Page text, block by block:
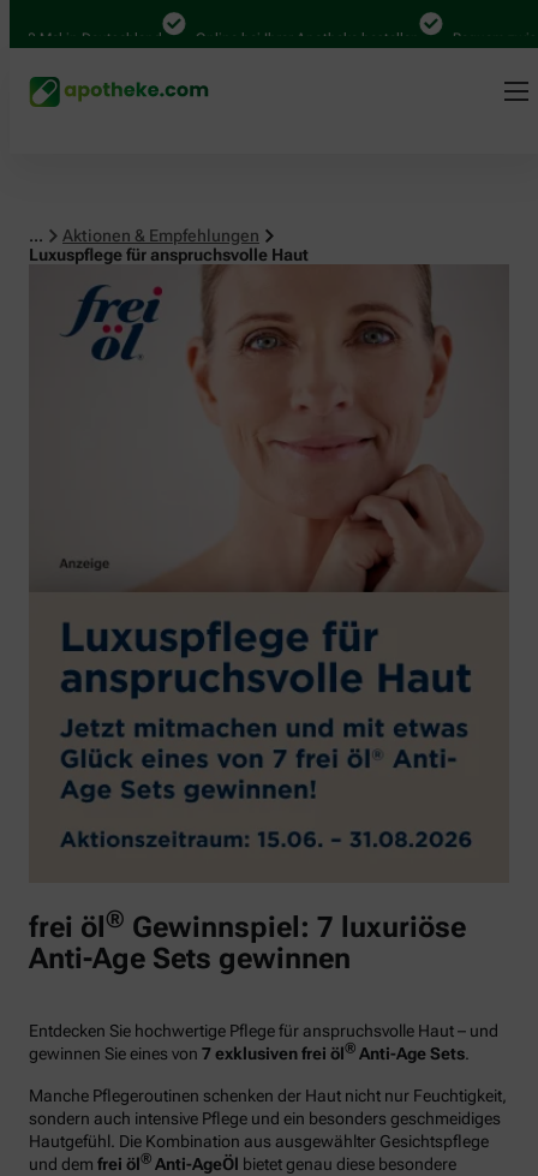
in Deutschland Online bei Ihrer Apotheke bestellen Bequem zwischen
...
Aktionen & Empfehlungen
Luxuspflege für anspruchsvolle Haut
frei öl ® Gewinnspiel: 7 luxuriöse
Anti-Age Sets gewinnen
Entdecken Sie hochwertige Pflege für anspruchsvolle Haut – und
gewinnen Sie eines von 7 exklusiven frei öl® Anti-Age Sets
Manche Pflegeroutinen schenken der Haut nicht nur Feuchtigkeit,
sondern auch intensive Pflege und ein besonders geschmeidiges
Hautgefühl. Die Kombination aus ausgewählter Gesichtspflege
und dem frei öl® Anti-AgeÖl bietet genau diese besondere